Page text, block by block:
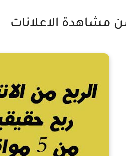
مشاهدة الاعلانات